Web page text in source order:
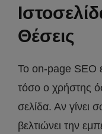
Θέσεις
Το on-page SEO
τόσο ο χρήστης
σελίδα. Αν γίνει
βελτιώνει την